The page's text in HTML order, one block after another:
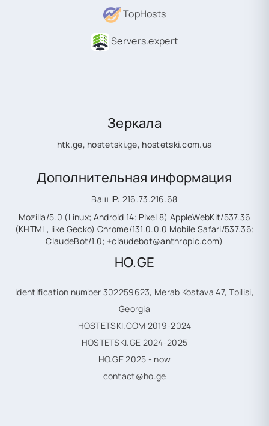
TopHosts
Servers.expert
Зеркала
htk.ge, hostetski.ge, hostetski.com.ua
Дополнительная информация
Ваш IP: 216.73.216.68
Mozilla/5.0 (Linux; Android 14; Pixel 8) AppleWebKit/537.36
(KHTML, like Gecko) Chrome/131.0.0.0 Mobile Safari/537.36;
ClaudeBot/1.0; +claudebot@anthropic.com)
HO.GE
Identification number 302259623, Merab Kostava 47, Tbilisi,
Georgia
HOSTETSKI.COM 2019-2024
HOSTETSKI.GE 2024-2025
HO.GE 2025 - now
contact@ho.ge